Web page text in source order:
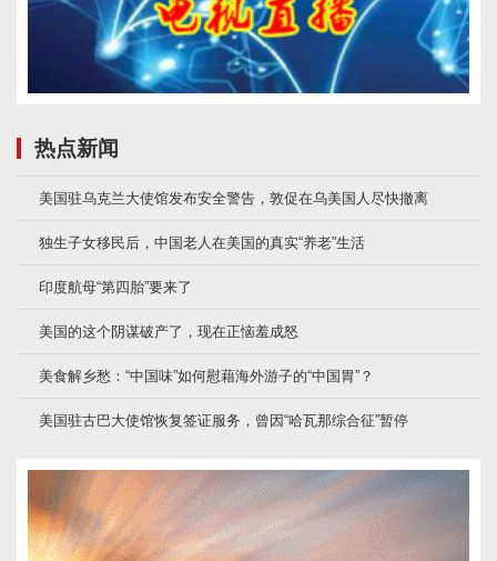
热点新闻
美国驻乌克兰大使馆发布安全警告，敦促在乌美国人尽快撤离
独生子女移民后，中国老人在美国的真实“养老”生活
印度航母“第四胎”要来了
美国的这个阴谋破产了，现在正恼羞成怒
美食解乡愁：“中国味”如何慰藉海外游子的“中国胃”？
美国驻古巴大使馆恢复签证服务，曾因“哈瓦那综合征”暂停